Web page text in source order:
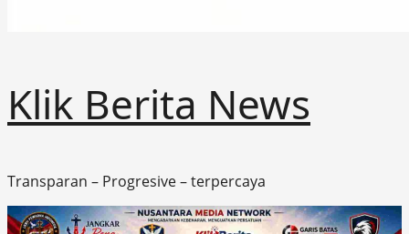
Klik Berita News
Transparan – Progresive – terpercaya